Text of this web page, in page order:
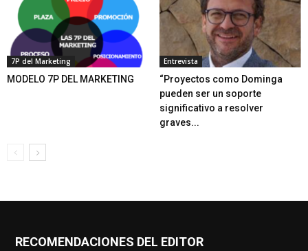
7P del Marketing
MODELO 7P DEL MARKETING
Entrevista
“Proyectos como Dominga
pueden ser un soporte
significativo a resolver
graves...
RECOMENDACIONES DEL EDITOR